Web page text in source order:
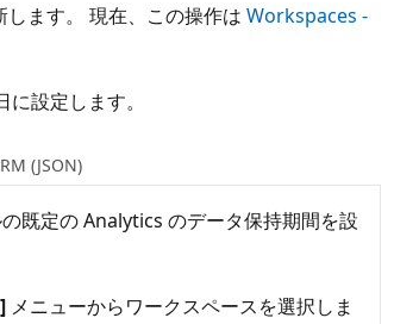
ます。 現在、この操作は Workspaces -
設定します。
(JSON)
既定の Analytics のデータ保持期間を設
メニューからワークスペースを選択しま